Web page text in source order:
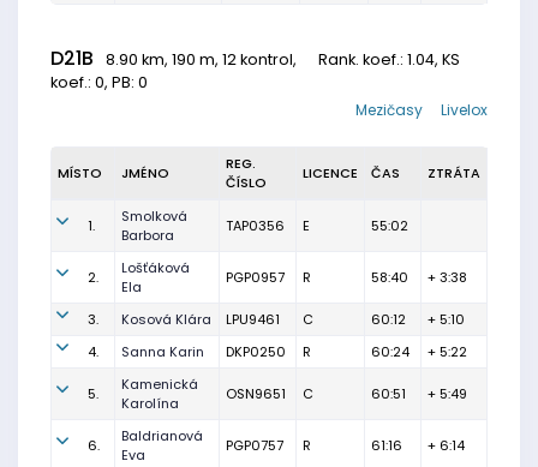
D21B 8.90 km, 190 m, 12 kontrol, Rank. koef.: 1.04, KS
koef.: 0, PB: 0
Livelox
Mezičasy
MÍSTO JMÉNO
REG.
ČÍSLO
LICENCE ČAS ZTRÁTA
1.
Smolková
Barbora
TAP0356 E 55:02
2.
Lošťáková
Ela
PGP0957 R 58:40 + 3:38
3. Kosová Klára LPU9461 C 60:12
+ 5:10
4.
Sanna Karin DKP0250 R 60:24 + 5:22
5.
Kamenická
Karolína
OSN9651 C 60:51 + 5:49
6.
Baldrianová
Eva
PGP0757 R 61:16 + 6:14